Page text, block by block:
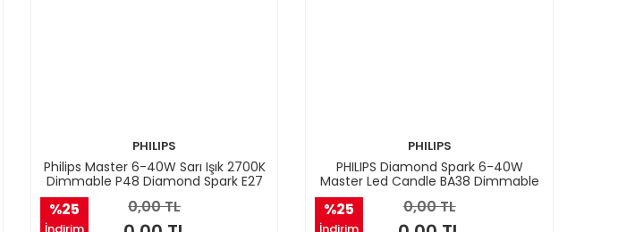
%25
PHILIPS
Philips Master 6-40W Sarı Işık 2700K
Dimmable P48 Diamond Spark E27
0,00 TL %25
PHILIPS
PHILIPS Diamond Spark 6-40W
Master Led Candle BA38 Dimmable
Core Pro Master E14 2700K Sarı Işık
Kıvrık Uçlu Led Ampul
0,00 TL